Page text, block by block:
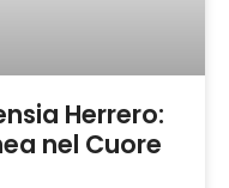
Herrero:
nel Cuore